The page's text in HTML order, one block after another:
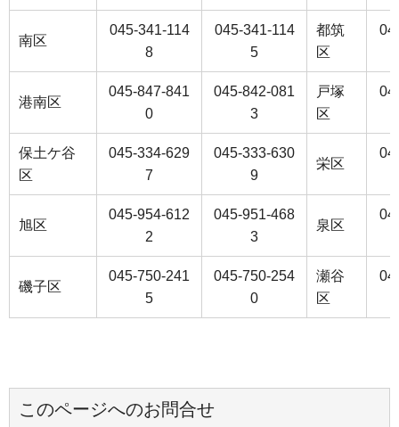
南区
045-341-114
8
045-341-114
5
都筑
区
港南区
045-847-841
0
045-842-081
3
戸塚
区
保土ケ谷
区
045-334-629
7
045-333-630
9
栄区
旭区
045-954-612
2
045-951-468
3
泉区
磯子区
045-750-241
5
045-750-254
0
瀬谷
区
このページへのお問合せ